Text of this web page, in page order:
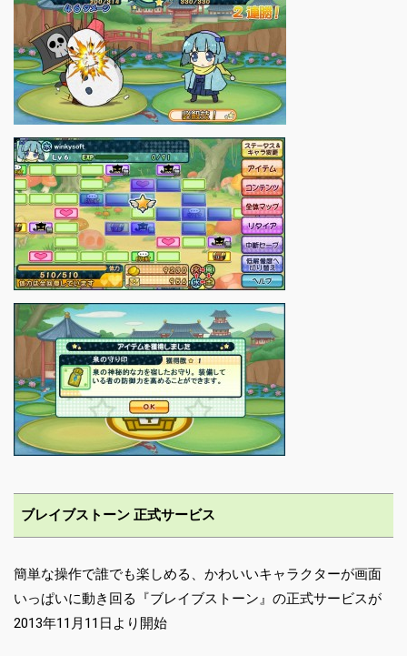
ブレイブストーン 正式サービス
簡単な操作で誰でも楽しめる、かわいいキャラクターが画面
いっぱいに動き回る『ブレイブストーン』の正式サービスが
2013年11月11日より開始